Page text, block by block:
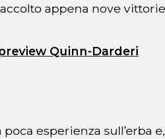
appena nove
Quinn-Darderi
esperienza sull’erba